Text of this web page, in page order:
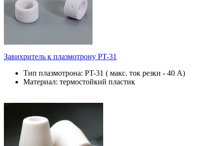
Завихритель к плазмотрону PT-31
Тип плазмотрона: PT-31 ( макс. ток резки - 40 А)
Материал: термостойкий пластик